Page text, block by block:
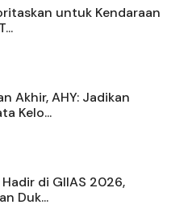
untuk Kendaraan
Akhir, AHY: Jadikan
Kelo...
di GIIAS 2026,
Duk...